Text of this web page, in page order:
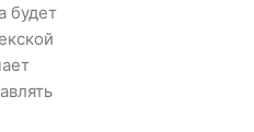
будет